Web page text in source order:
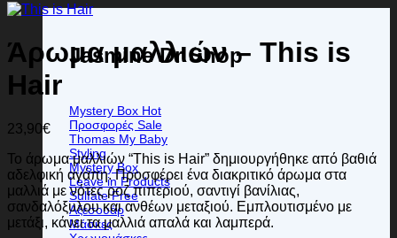
Jasmine Dr Shop
Mystery Box
Προσφορές
Thomas My Baby
Styling
Mystery Box
Leave in Products
Sulfate Free
Αξεσουάρ
Μάσκες
Άρωμα μαλλιών – This is
Hair
23,90€
Το άρωμα μαλλιών “This is Hair” δημιουργήθηκε από βαθιά
αδελφική αγάπη. Προσφέρει ένα διακριτικό άρωμα στα
μαλλιά με νότες ροζ πιπεριού, σαντιγί βανίλιας,
σανδαλόξυλου και ανθέων μεταξιού. Εμπλουτισμένο με
μετάξι, κάνει τα μαλλιά απαλά και λαμπερά.